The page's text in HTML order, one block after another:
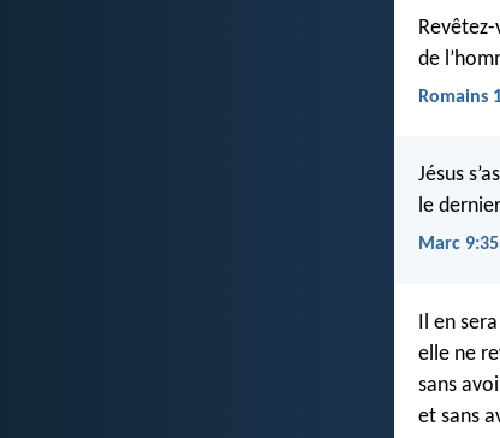
de
Romains
Jésus
le
Marc 9:35
Il en
elle ne
sans
et sans